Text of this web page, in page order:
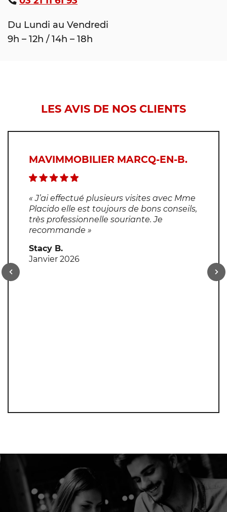
Du Lundi au Vendredi
9h – 12h / 14h – 18h
LES AVIS DE NOS CLIENTS
MAVIMMOBILIER MARCQ-EN-B.
« J’ai effectué plusieurs visites avec Mme
Placido elle est toujours de bons conseils,
très professionnelle souriante. Je
recommande »
Stacy B.
Janvier 2026